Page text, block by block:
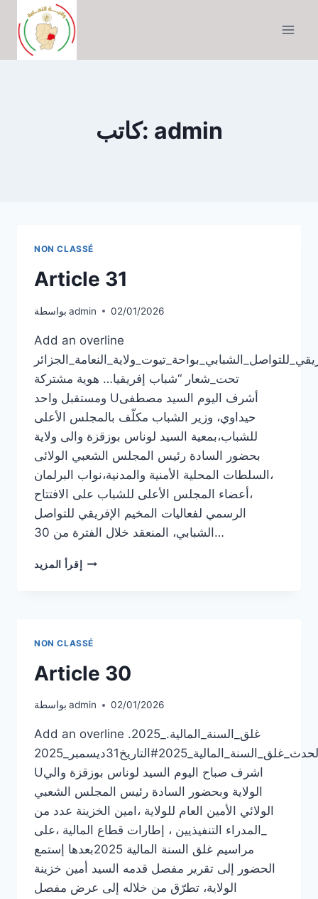
التجاوز
المحتوى
كاتب: admin
NON CLASSÉ
Article 31
بواسطة admin 02/01/2026
Add an overline
تحت_شعار “شباب إفريقيا… هوية مشتركة
ومستقبل واحد Uأشرف اليوم السيد مصطفى
حيداوي، وزير الشباب مكلّف بالمجلس الأعلى
للشباب،بمعية السيد لوناس بوزقزة والى ولاية
بحضور السادة رئيس المجلس الشعبي الولائى
،السلطات المحلية الأمنية والمدنية،نواب البرلمان
،أعضاء المجلس الأعلى للشباب على الافتتاح
الرسمي لفعاليات المخيم الإفريقي للتواصل
الشبابي، المنعقد خلال الفترة من 30…
إقرأ المزيد ARTICLE
NON CLASSÉ
Article 30
بواسطة admin 02/01/2026
Add an overline .2025_غلق_السنة_المالية.
لحدث_غلق_السنة_المالية_2025#التاريخ31ديسمبر_2025
Uاشرف صباح اليوم السيد لوناس بوزقزة والي
الولاية وبحضور السادة رئيس المجلس الشعبي
الولائي الأمين العام للولاية ،امين الخزينة عدد من
_المدراء التنفيذيين ، إطارات قطاع المالية ،على
مراسيم غلق السنة المالية 2025بعدها إستمع
الحضور إلى تقرير مفصل قدمه السيد أمين خزينة
الولاية، تطرّق من خلاله إلى عرض مفصل